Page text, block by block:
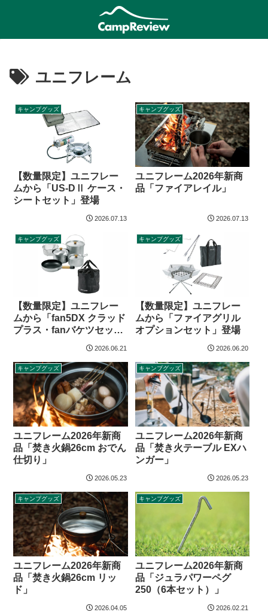
ユニフレーム
キャンプグッズ
【数量限定】ユニフレー
ムから「US-DⅡ ケース・
シートセット」登場
2026.07.13
キャンプグッズ
ユニフレーム2026年新商
品「ファイアレイル」
2026.07.13
キャンプグッズ
【数量限定】ユニフレー
ムから「fan5DX クラッド
プラス・fanバケツセッ
2026.06.21
キャンプグッズ
【数量限定】ユニフレー
ムから「ファイアグリル
オプションセット」登場
2026.06.20
キャンプグッズ
ユニフレーム2026年新商
品「焚き火鍋26cm おでん
仕切り」
2026.05.23
キャンプグッズ
ユニフレーム2026年新商
品「焚き火テーブル EXハ
ンガー」
2026.05.23
キャンプグッズ
ユニフレーム2026年新商
品「焚き火鍋26cm リッ
ド」
2026.04.05
キャンプグッズ
ユニフレーム2026年新商
品「ジュラパワーペグ
250（6本セット）」
2026.02.21